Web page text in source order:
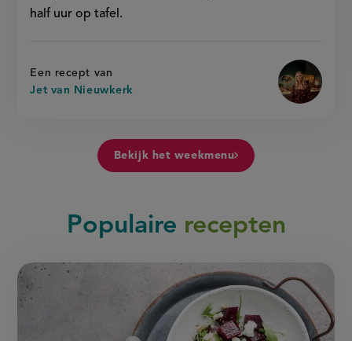
half uur op tafel.
Een recept van
Jet van Nieuwkerk
Bekijk het weekmenu
Populaire recepten